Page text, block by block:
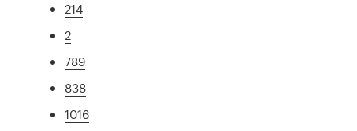
214
2
789
838
1016